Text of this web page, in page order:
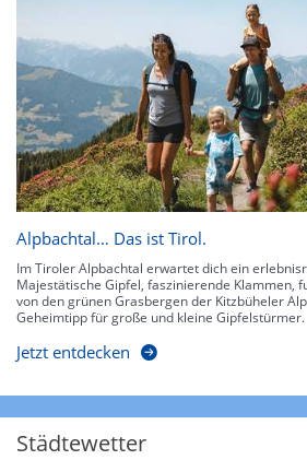
Alpbachtal… Das ist Tirol.
Im Tiroler Alpbachtal erwartet dich ein
Majestätische Gipfel, faszinierende Klammen,
von den grünen Grasbergen der Kitzbüheler
Geheimtipp für große und kleine Gipfelstürmer.
Jetzt entdecken
Städtewetter